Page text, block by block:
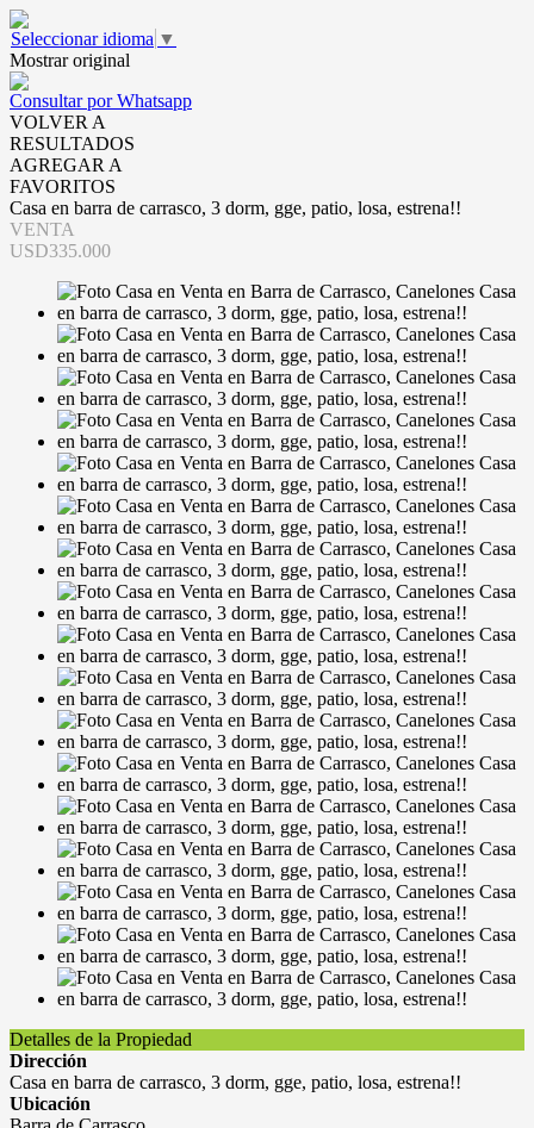
Seleccionar idioma ▼
Mostrar original
Consultar por Whatsapp
VOLVER A
RESULTADOS
AGREGAR A
FAVORITOS
Casa en barra de carrasco, 3 dorm, gge, patio, losa, estrena!!
VENTA
USD335.000
Detalles de la Propiedad
Dirección
Casa en barra de carrasco, 3 dorm, gge, patio, losa, estrena!!
Ubicación